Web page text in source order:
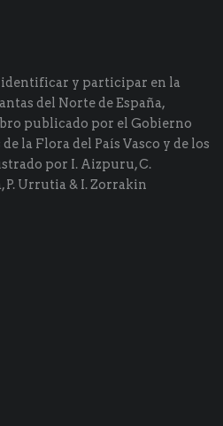
identificar y participar en la
del Norte de España,
publicado por el Gobierno
la Flora del País Vasco y de los
por I. Aizpuru, C.
P. Urrutia & I. Zorrakin